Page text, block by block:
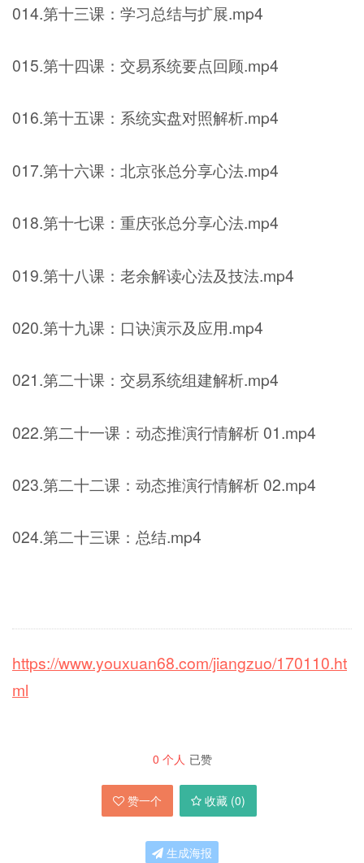
014.第十三课：学习总结与扩展.mp4
015.第十四课：交易系统要点回顾.mp4
016.第十五课：系统实盘对照解析.mp4
017.第十六课：北京张总分享心法.mp4
018.第十七课：重庆张总分享心法.mp4
019.第十八课：老余解读心法及技法.mp4
020.第十九课：口诀演示及应用.mp4
021.第二十课：交易系统组建解析.mp4
022.第二十一课：动态推演行情解析 01.mp4
023.第二十二课：动态推演行情解析 02.mp4
024.第二十三课：总结.mp4
https://www.youxuan68.com/jiangzuo/170110.ht
ml
0 个人 已赞
赞一个 收藏 (0)
生成海报